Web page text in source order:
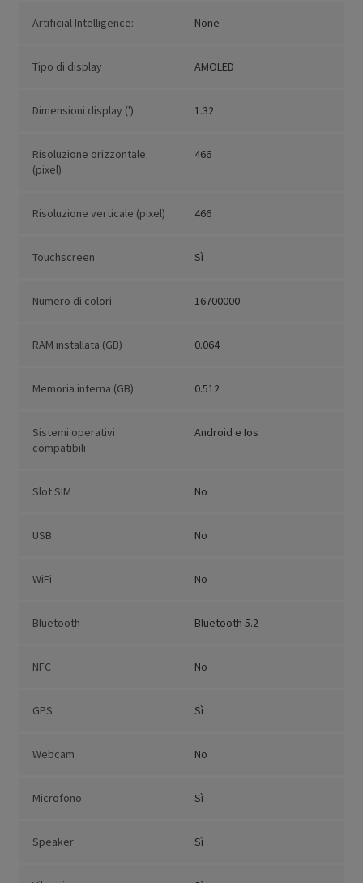
Artificial Intelligence: None
Tipo di display AMOLED
Dimensioni display (') 1.32
Risoluzione orizzontale
(pixel)
466
Risoluzione verticale (pixel) 466
Touchscreen Sì
Numero di colori 16700000
RAM installata (GB) 0.064
Memoria interna (GB) 0.512
Sistemi operativi
compatibili
Android e Ios
Slot SIM No
USB No
WiFi No
Bluetooth Bluetooth 5.2
NFC No
GPS Sì
Webcam No
Microfono Sì
Speaker Sì